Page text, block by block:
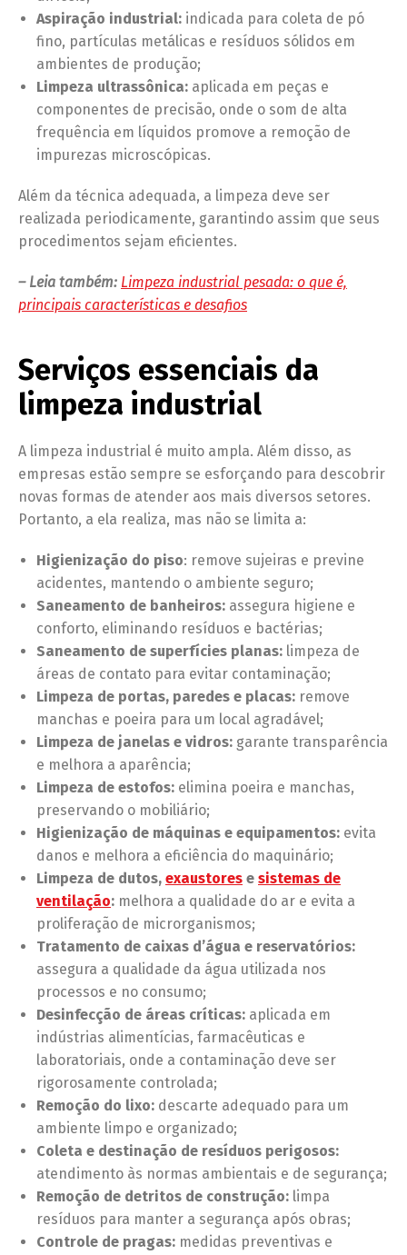
Aspiração industrial: indicada para coleta de pó
fino, partículas metálicas e resíduos sólidos em
ambientes de produção;
Limpeza ultrassônica: aplicada em peças e
componentes de precisão, onde o som de alta
frequência em líquidos promove a remoção de
impurezas microscópicas.
Além da técnica adequada, a limpeza deve ser
realizada periodicamente, garantindo assim que seus
procedimentos sejam eficientes.
– Leia também: Limpeza industrial pesada: o que é,
principais características e desafios
Serviços essenciais da
limpeza industrial
A limpeza industrial é muito ampla. Além disso, as
empresas estão sempre se esforçando para descobrir
novas formas de atender aos mais diversos setores.
Portanto, a ela realiza, mas não se limita a:
Higienização do piso: remove sujeiras e previne
acidentes, mantendo o ambiente seguro;
Saneamento de banheiros: assegura higiene e
conforto, eliminando resíduos e bactérias;
Saneamento de superfícies planas: limpeza de
áreas de contato para evitar contaminação;
Limpeza de portas, paredes e placas: remove
manchas e poeira para um local agradável;
Limpeza de janelas e vidros: garante transparência
e melhora a aparência;
Limpeza de estofos: elimina poeira e manchas,
preservando o mobiliário;
Higienização de máquinas e equipamentos: evita
danos e melhora a eficiência do maquinário;
Limpeza de dutos, exaustores e sistemas de
ventilação: melhora a qualidade do ar e evita a
proliferação de microrganismos;
Tratamento de caixas d’água e reservatórios:
assegura a qualidade da água utilizada nos
processos e no consumo;
Desinfecção de áreas críticas: aplicada em
indústrias alimentícias, farmacêuticas e
laboratoriais, onde a contaminação deve ser
rigorosamente controlada;
Remoção do lixo: descarte adequado para um
ambiente limpo e organizado;
Coleta e destinação de resíduos perigosos:
atendimento às normas ambientais e de segurança;
Remoção de detritos de construção: limpa
resíduos para manter a segurança após obras;
Controle de pragas: medidas preventivas e